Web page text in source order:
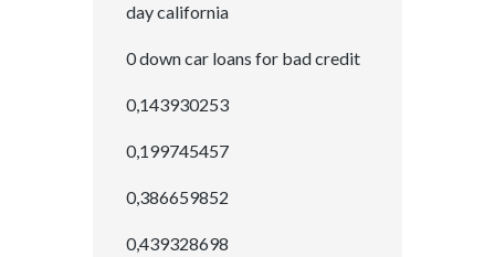
day california
0 down car loans for bad credit
0,143930253
0,199745457
0,386659852
0,439328698